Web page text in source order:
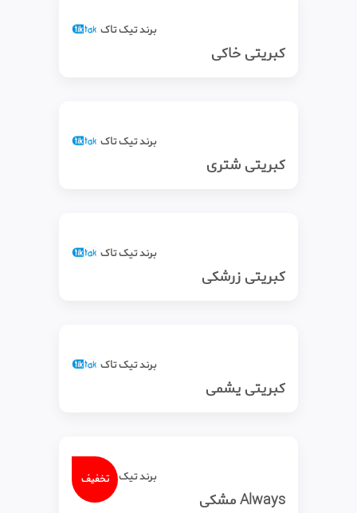
برند تیک‌ تاک
کبریتی خاکی
برند تیک‌ تاک
کبریتی شتری
برند تیک‌ تاک
کبریتی زرشکی
برند تیک‌ تاک
کبریتی یشمی
تخفیفبرند تیک‌ تاک
Always مشکی